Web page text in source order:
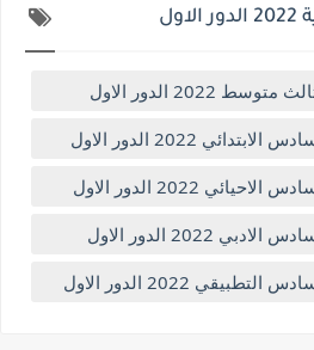
الدور الاول
2022 الدور الاول
2022 الدور الاول
2022 الدور الاول
2022 الدور الاول